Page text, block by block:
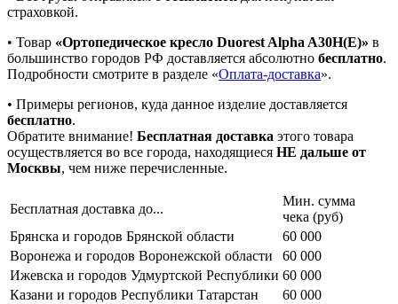
страховкой.
• Товар «Ортопедическое кресло Duorest Alpha A30H(E)» в
большинство городов РФ доставляется абсолютно бесплатно.
Подробности смотрите в разделе «Оплата-доставка».
• Примеры регионов, куда данное изделие доставляется
бесплатно.
Обратите внимание! Бесплатная доставка этого товара
осуществляется во все города, находящиеся НЕ дальше от
Москвы, чем ниже перечисленные.
Бесплатная доставка до...
Мин. сумма
чека (руб)
Брянска и городов Брянской области
60 000
Воронежа и городов Воронежской области
60 000
Ижевска и городов Удмуртской Республики 60 000
Казани и городов Республики Татарстан
60 000